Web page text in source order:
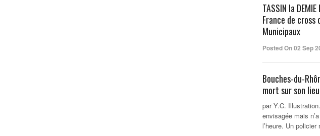
TASSIN la
France de
Municipaux
Posted On 02 Sep
Bouches-du-
mort sur son
par Y.C.
envisagée mais
l’heure. Un